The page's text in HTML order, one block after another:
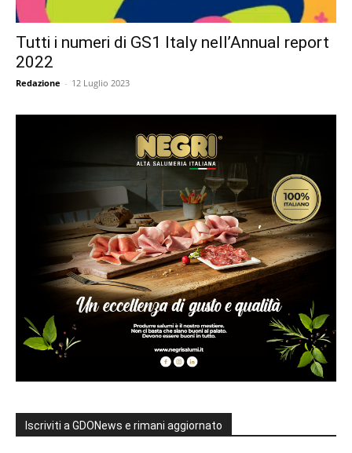
Tutti i numeri di GS1 Italy nell’Annual report
2022
Redazione - 12 Luglio 2023
Iscriviti a GDONews e rimani aggiornato